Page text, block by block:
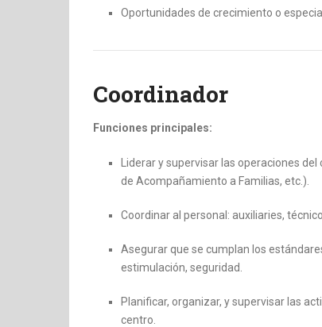
Oportunidades de crecimiento o
Coordinador
Funciones principales:
Liderar y supervisar las operaciones
de Acompañamiento a Familias, etc.).
Coordinar al personal: auxiliaries,
Asegurar que se cumplan los
estimulación, seguridad.
Planificar, organizar, y supervisar las
centro.